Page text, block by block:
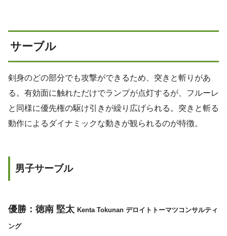
サーブル
剣身のどの部分でも攻撃ができるため、突きと斬りがあ
る。有効面に触れただけでランプが点灯するが、フルーレ
と同様に優先権の駆け引きが繰り広げられる。突きと斬る
動作によるダイナミックな動きが観られるのが特徴。
男子サーブル
優勝：徳南 堅太 Kenta Tokunan デロイトトーマツコンサルティ
ング